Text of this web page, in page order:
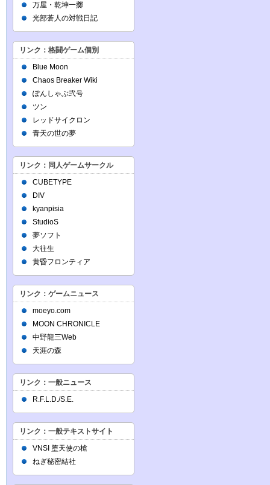
万屋・乾坤一擲
光部蒼人の対戦日記
リンク：格闘ゲーム個別
Blue Moon
Chaos Breaker Wiki
ぽんしゃぶ弐号
ツン
レッドサイクロン
青天の世の夢
リンク：同人ゲームサークル
CUBETYPE
DIV
kyanpisia
StudioS
夢ソフト
大往生
黄昏フロンティア
リンク：ゲームニュース
moeyo.com
MOON CHRONICLE
中野龍三Web
天涯の森
リンク：一般ニュース
R.F.L.D./S.E.
リンク：一般テキストサイト
VNSI 堕天使の槍
ねぎ秘密結社